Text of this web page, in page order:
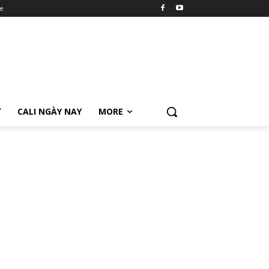
CALI NGÀY NAY MORE